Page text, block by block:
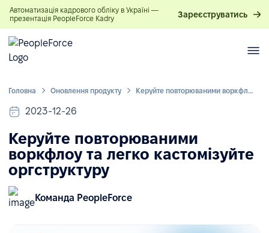
Автоматизація кадрового обліку в Україні —
презентація PeopleForce Kadry
Зареєструватись
Головна Оновлення продукту Керуйте повторюваними воркфлоу та легко кастомізуйте оргструктуру
2023-12-26
Керуйте повторюваними
воркфлоу та легко кастомізуйте
оргструктуру
Команда PeopleForce